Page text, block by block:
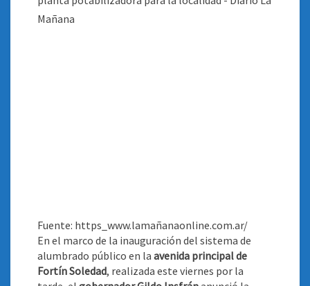
Fuente: https_www.lamañanaonline.com.ar/
En el marco de la inauguración del sistema de
alumbrado público en la avenida principal de
Fortín Soledad, realizada este viernes por la